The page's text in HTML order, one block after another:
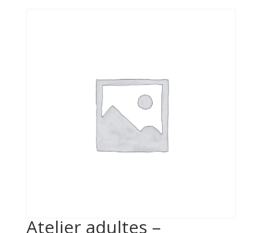
Atelier adultes –